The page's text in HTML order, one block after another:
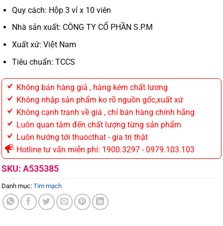
Quy cách: Hộp 3 vỉ x 10 viên
Nhà sản xuất: CÔNG TY CỔ PHẦN S.P.M
Xuất xứ: Việt Nam
Tiêu chuẩn: TCCS
Không bán hàng giả , hàng kém chất lương
Không nhập sản phẩm ko rõ nguồn gốc,xuất xứ
Không cạnh tranh về giá , chỉ bán hàng chính hãng
Luôn quan tâm đến chất lượng từng sản phẩm
Luôn hướng tới thuocthat - gia trị thật
Hotline tư vấn miễn phí: 1900.3297 - 0979.103.103
SKU: A535385
Danh mục: Tim mạch